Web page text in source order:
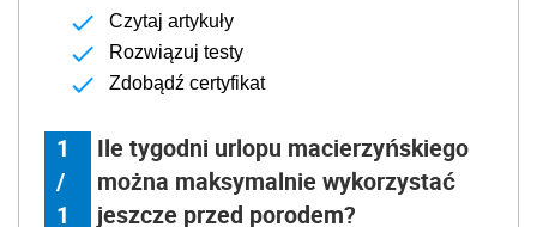
Czytaj artykuły
Rozwiązuj testy
Zdobądź certyfikat
1
/
1
Ile tygodni urlopu macierzyńskiego
można maksymalnie wykorzystać
jeszcze przed porodem?